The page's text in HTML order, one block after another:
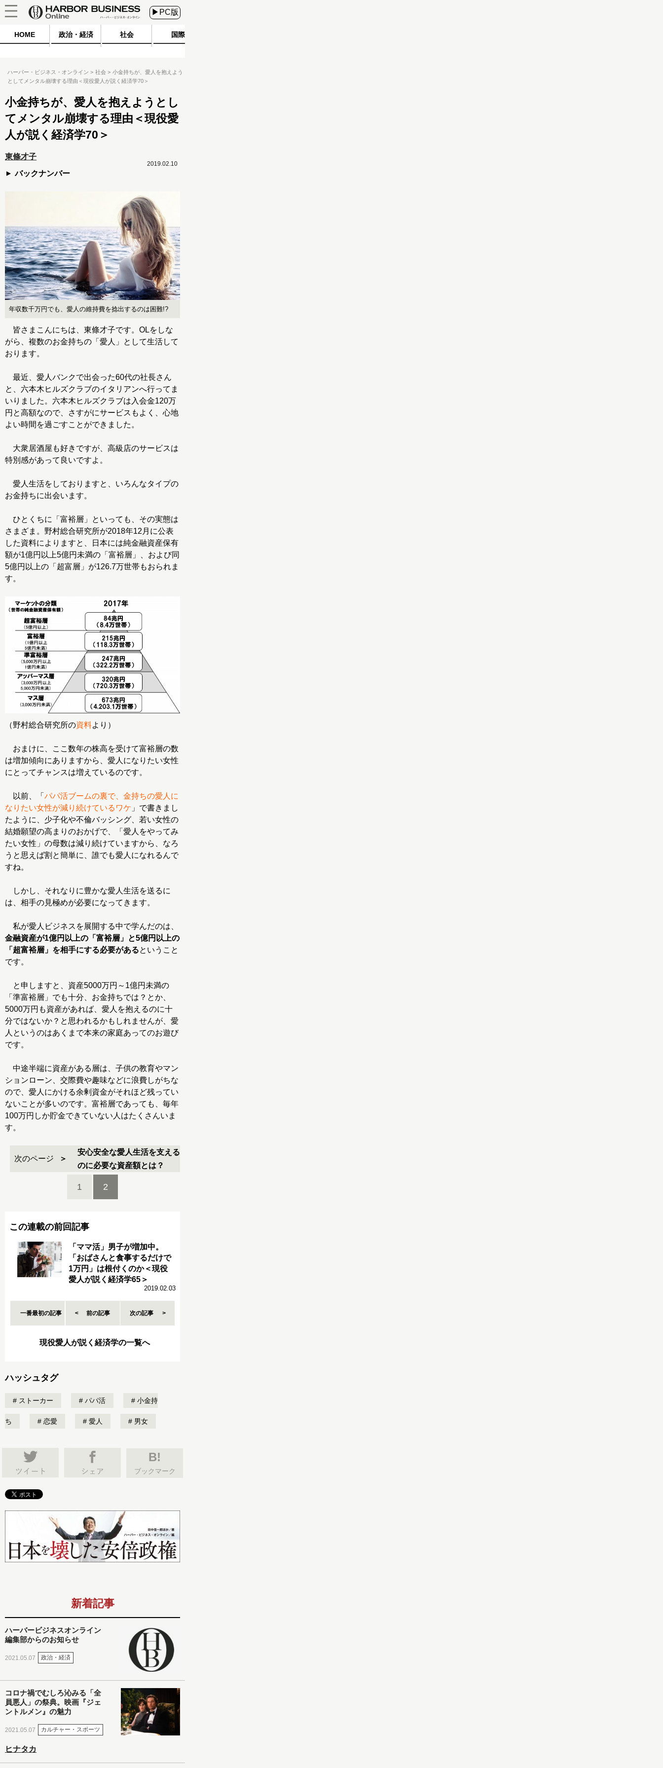
▶PC版
HOME 政治・経済 社会 国際
ハーバー・ビジネス・オンライン 社会
小金持ちが、愛人を抱えよう
としてメンタル崩壊する理由＜現役愛人が説く経済学70＞
小金持ちが、愛人を抱えようとし
てメンタル崩壊する理由＜現役愛
人が説く経済学70＞
東條才子
バックナンバー
2019.02.10
年収数千万円でも、愛人の維持費を捻出するのは困難!?
皆さまこんにちは、東條才子です。OLをしな
がら、複数のお金持ちの「愛人」として生活して
おります。
最近、愛人バンクで出会った60代の社長さん
と、六本木ヒルズクラブのイタリアンへ行ってま
いりました。六本木ヒルズクラブは入会金120万
円と高額なので、さすがにサービスもよく、心地
よい時間を過ごすことができました。
大衆居酒屋も好きですが、高級店のサービスは
特別感があって良いですよ。
愛人生活をしておりますと、いろんなタイプの
お金持ちに出会います。
ひとくちに「富裕層」といっても、その実態は
さまざま。野村総合研究所が2018年12月に公表
した資料によりますと、日本には純金融資産保有
額が1億円以上5億円未満の「富裕層」、および同
5億円以上の「超富層」が126.7万世帯もおられま
す。
（野村総合研究所の資料より）
おまけに、ここ数年の株高を受けて富裕層の数
は増加傾向にありますから、愛人になりたい女性
にとってチャンスは増えているのです。
以前、「 パパ活ブームの裏で、金持ちの愛人に
なりたい女性が減り続けているワケ 」で書きまし
たように、少子化や不倫バッシング、若い女性の
結婚願望の高まりのおかげで、「愛人をやってみ
たい女性」の母数は減り続けていますから、なろ
うと思えば割と簡単に、誰でも愛人になれるんで
すね。
しかし、それなりに豊かな愛人生活を送るに
は、相手の見極めが必要になってきます。
私が愛人ビジネスを展開する中で学んだのは、
金融資産が1億円以上の「富裕層」と5億円以上の
「超富裕層」を相手にする必要があるということ
です。
と申しますと、資産5000万円～1億円未満の
「準富裕層」でも十分、お金持ちでは？とか、
5000万円も資産があれば、愛人を抱えるのに十
分ではないか？と思われるかもしれませんが、愛
人というのはあくまで本来の家庭あってのお遊び
です。
中途半端に資産がある層は、子供の教育やマン
ションローン、交際費や趣味などに浪費しがちな
ので、愛人にかける余剰資金がそれほど残ってい
ないことが多いのです。富裕層であっても、毎年
100万円しか貯金できていない人はたくさんいま
す。
次のページ
安心安全な愛人生活を支える
のに必要な資産額とは？
1 2
この連載の前回記事
「ママ活」男子が増加中。
「おばさんと食事するだけで
1万円」は根付くのか＜現役
愛人が説く経済学65＞
2019.02.03
一番最初の記事 前の記事 次の記事
現役愛人が説く経済学の一覧へ
ハッシュタグ
ストーカー パパ活 小金持
ち 恋愛 愛人 男女
B!
ブックマーク
新着記事
ハーバービジネスオンライン
編集部からのお知らせ
2021.05.07 政治・経済
コロナ禍でむしろ沁みる「全
員悪人」の祭典。映画『ジェ
ントルメン』の魅力
2021.05.07 カルチャー・スポーツ
ヒナタカ